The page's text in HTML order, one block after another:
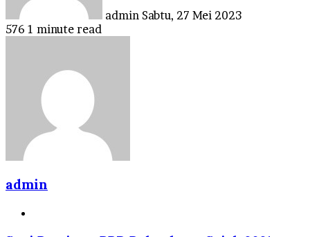
admin Sabtu, 27 Mei 2023
576 1 minute read
admin